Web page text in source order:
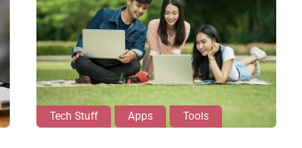
Tech Stuff Apps Tools